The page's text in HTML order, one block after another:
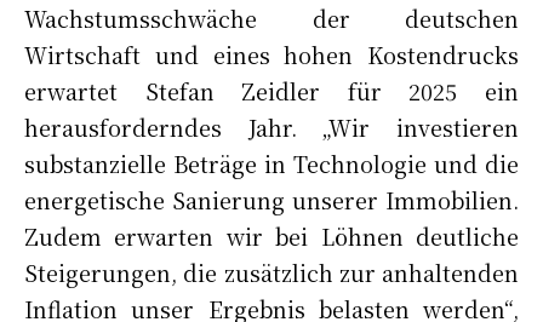
Wachstumsschwäche der deutschen
Wirtschaft und eines hohen Kostendrucks
erwartet Stefan Zeidler für 2025 ein
herausforderndes Jahr. „Wir investieren
substanzielle Beträge in Technologie und die
energetische Sanierung unserer Immobilien.
Zudem erwarten wir bei Löhnen deutliche
Steigerungen, die zusätzlich zur anhaltenden
Inflation unser Ergebnis belasten werden“,